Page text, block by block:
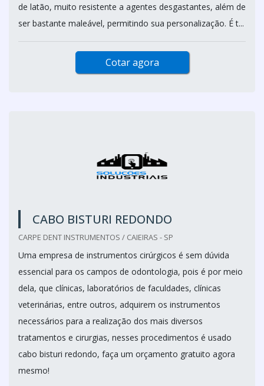
de latão, muito resistente a agentes desgastantes, além de
ser bastante maleável, permitindo sua personalização. É t...
Cotar agora
CABO BISTURI REDONDO
CARPE DENT INSTRUMENTOS / CAIEIRAS - SP
Uma empresa de instrumentos cirúrgicos é sem dúvida
essencial para os campos de odontologia, pois é por meio
dela, que clínicas, laboratórios de faculdades, clínicas
veterinárias, entre outros, adquirem os instrumentos
necessários para a realização dos mais diversos
tratamentos e cirurgias, nesses procedimentos é usado
cabo bisturi redondo, faça um orçamento gratuito agora
mesmo!